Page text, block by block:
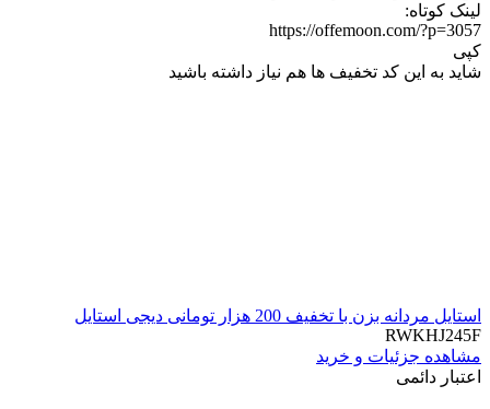
لینک کوتاه:
https://offemoon.com/?p=3057
کپی
شاید به این کد تخفیف ها هم نیاز داشته باشید
استایل مردانه بزن با تخفیف 200 هزار تومانی دیجی استایل
RWKHJ245F
مشاهده جزئیات و خرید
اعتبار دائمی